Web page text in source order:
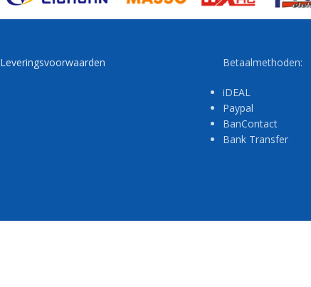
Leveringsvoorwaarden Betaalmethoden:
iDEAL
Paypal
BanContact
Bank Transfer